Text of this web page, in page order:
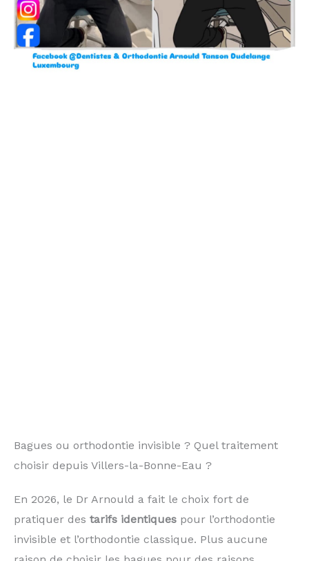
Bagues ou orthodontie invisible ? Quel traitement
choisir depuis Villers-la-Bonne-Eau ?
En 2026, le Dr Arnould a fait le choix fort de
pratiquer des tarifs identiques pour l’orthodontie
invisible et l’orthodontie classique. Plus aucune